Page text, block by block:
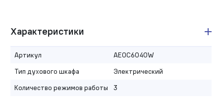
Характеристики
Артикул
AEOC6040W
Тип духового шкафа
Электрический
Количество режимов работы
3